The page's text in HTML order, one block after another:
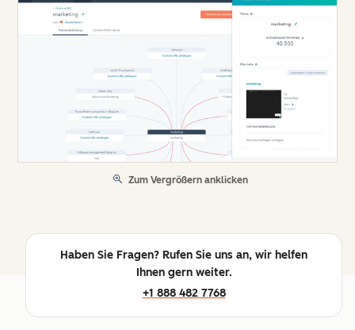
Zum Vergrößern anklicken
Haben Sie Fragen? Rufen Sie uns an, wir helfen
Ihnen gern weiter.
+1 888 482 7768